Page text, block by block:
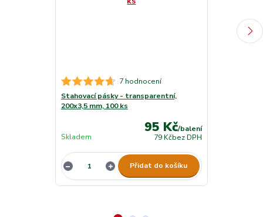
7 hodnocení
Stahovací pásky - transparentní,
200x3,5 mm, 100 ks
95 Kč/balení
79 Kčbez DPH
Skladem
Přidat do košíku